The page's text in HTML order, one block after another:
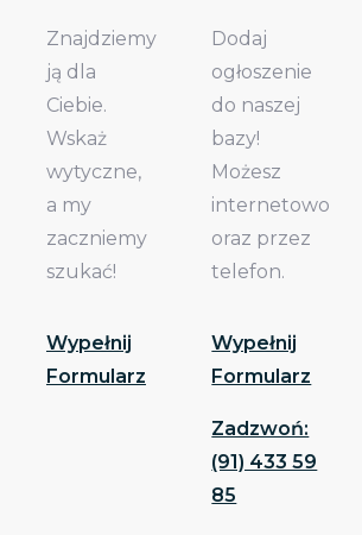
Znajdziemy
ją dla
Ciebie.
Wskaż
wytyczne,
a my
zaczniemy
szukać!
Wypełnij
Formularz
Dodaj
ogłoszenie
do naszej
bazy!
Możesz
internetowo
oraz przez
telefon.
Wypełnij
Formularz
Zadzwoń:
(91) 433 59
85